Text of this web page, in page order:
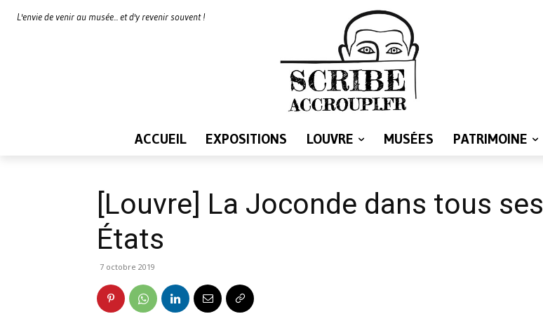
L'envie de venir au musée... et d'y revenir souvent !
ACCUEIL EXPOSITIONS LOUVRE MUSÉES PATRIMOINE
[Louvre] La Joconde dans tous ses
États
7 octobre 2019